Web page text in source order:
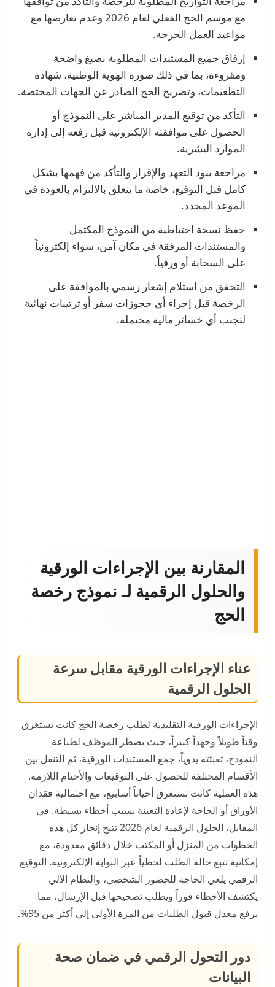
مع موسم الحج الفعلي لعام 2026 وعدم تعارضها مع
مواعيد العمل الحرجة.
إرفاق جميع المستندات المطلوبة بصيغ واضحة
ومقروءة، بما في ذلك صورة الهوية الوطنية، شهادة
التطعيمات، وتصريح الحج الصادر عن الجهات المختصة.
التأكد من توقيع المدير المباشر على النموذج أو
الحصول على موافقته الإلكترونية قبل رفعه إلى إدارة
الموارد البشرية.
مراجعة بنود التعهد والإقرار والتأكد من فهمها بشكل
كامل قبل التوقيع، خاصة ما يتعلق بالالتزام بالعودة في
الموعد المحدد.
حفظ نسخة احتياطية من النموذج المكتمل
والمستندات المرفقة في مكان آمن، سواء إلكترونياً
على السحابة أو ورقياً.
التحقق من استلام إشعار رسمي بالموافقة على
الرخصة قبل إجراء أي حجوزات سفر أو ترتيبات نهائية
لتجنب أي خسائر مالية محتملة.
المقارنة بين الإجراءات الورقية
والحلول الرقمية لـ نموذج رخصة
الحج
عناء الإجراءات الورقية مقابل سرعة
الحلول الرقمية
الإجراءات الورقية التقليدية لطلب رخصة الحج كانت تستغرق
وقتاً طويلاً وجهداً كبيراً، حيث يضطر الموظف لطباعة
النموذج، تعبئته يدوياً، جمع المستندات الورقية، ثم التنقل بين
الأقسام المختلفة للحصول على التوقيعات والأختام اللازمة.
هذه العملية كانت تستغرق أحياناً أسابيع، مع احتمالية فقدان
الأوراق أو الحاجة لإعادة التعبئة بسبب أخطاء بسيطة. في
المقابل، الحلول الرقمية لعام 2026 تتيح إنجاز كل هذه
الخطوات من المنزل أو المكتب خلال دقائق معدودة، مع
إمكانية تتبع حالة الطلب لحظياً عبر البوابة الإلكترونية. التوقيع
الرقمي يلغي الحاجة للحضور الشخصي، والنظام الآلي
يكتشف الأخطاء فوراً ويطلب تصحيحها قبل الإرسال، مما
يرفع معدل قبول الطلبات من المرة الأولى إلى أكثر من 95%.
دور التحول الرقمي في ضمان صحة
البيانات